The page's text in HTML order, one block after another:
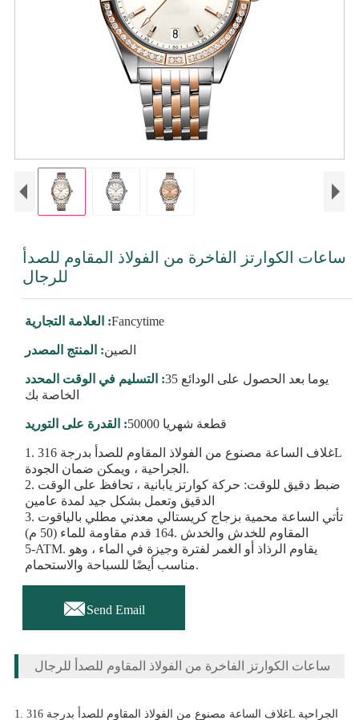
ساعات الكوارتز الفاخرة من الفولاذ المقاوم للصدأ
للرجال
العلامة التجارية :Fancytime
المنتج المصدر :الصين
التسليم في الوقت المحدد :35 يوما بعد الحصول على الودائع
الخاصة بك
القدرة على التوريد : 50000 قطعة شهريا
1. غلاف الساعة مصنوع من الفولاذ المقاوم للصدأ بدرجة 316L
الجراحية ، ويمكن ضمان الجودة.
2. ضبط دقيق للوقت: حركة كوارتز يابانية ، تحافظ على الوقت
الدقيق وتعمل بشكل جيد لمدة عامين
3. تأتي الساعة محمية بزجاج كريستالي معدني مطلي بالياقوت
المقاوم للخدش والخدش .164 قدم مقاومة للماء (50 م)
-5ATM. يقاوم الرذاذ أو الغمر لفترة وجيزة في الماء ، وهو
مناسب أيضًا للسباحة والاستحمام.
Send Email
ساعات الكوارتز الفاخرة من الفولاذ المقاوم للصدأ للرجال
1. غلاف الساعة مصنوع من الفولاذ المقاوم للصدأ بدرجة 316L الجراحية